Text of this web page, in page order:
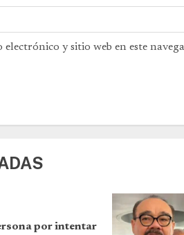
y sitio web en este
por intentar